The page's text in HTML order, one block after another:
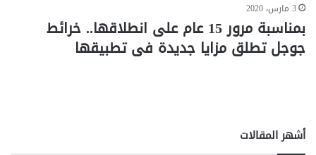
3 مارس، 2020
بمناسبة مرور 15 عام على انطلاقها.. خرائط
جوجل تطلق مزايا جديدة فى تطبيقها
أشهر المقالات